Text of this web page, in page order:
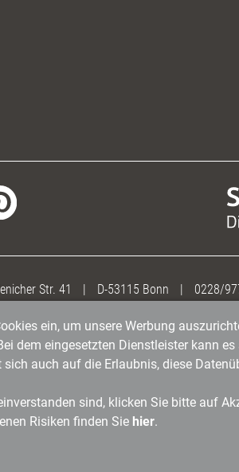
Str. 41 | D-53115 Bonn | 0228/
ein, um unsere Werbung
dem eingesetzten Dienstleister kann
auch auf die Erlaubnis, diese
sind, klicken Sie bitte auf
Risiken finden Sie hier.